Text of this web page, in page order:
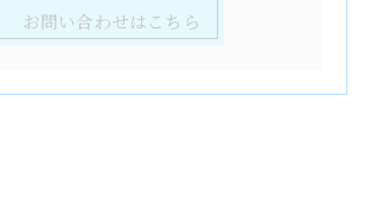
お問い合わせはこちら